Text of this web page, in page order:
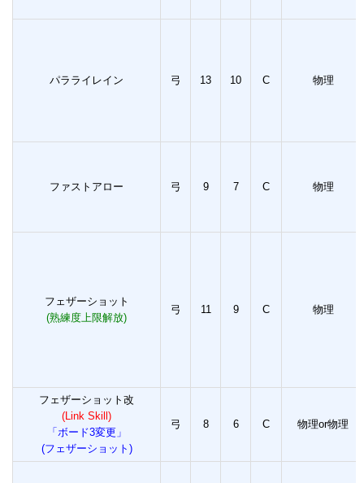
パラライレイン 弓 13 10 C 物理
ファストアロー 弓 9 7 C 物理
フェザーショット
(熟練度上限解放)
弓 11 9 C 物理
フェザーショット改
(Link Skill)
「ボード3変更」
(フェザーショット)
弓 8 6 C 物理or物理